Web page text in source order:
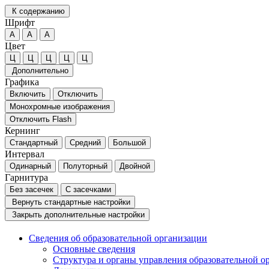
К содержанию
Шрифт
А А А
Цвет
Ц Ц Ц Ц
Ц
Дополнительно
Графика
Включить
Отключить
Монохромные изображения
Отключить Flash
Кернинг
Стандартный Средний Большой
Интервал
Одинарный Полуторный Двойной
Гарнитура
Без засечек
С засечками
Вернуть стандартные настройки
Закрыть дополнительные настройки
Сведения об образовательной организации
Основные сведения
Структура и органы управления образовательной